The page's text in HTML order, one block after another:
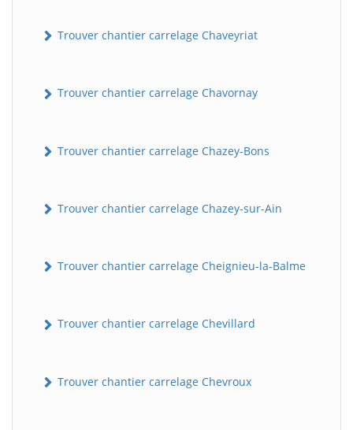
Trouver chantier carrelage Chaveyriat
Trouver chantier carrelage Chavornay
Trouver chantier carrelage Chazey-Bons
Trouver chantier carrelage Chazey-sur-Ain
Trouver chantier carrelage Cheignieu-la-Balme
Trouver chantier carrelage Chevillard
Trouver chantier carrelage Chevroux